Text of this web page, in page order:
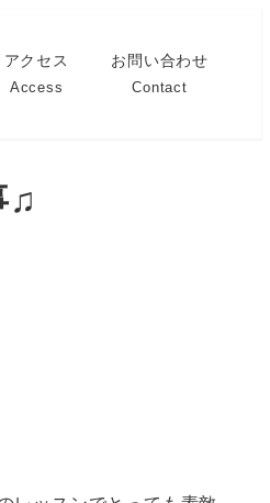
アクセス
Access
お問い合わせ
Contact
♫